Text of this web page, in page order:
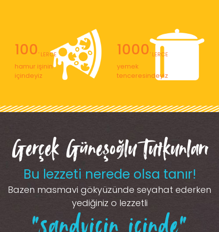
100' LERCE
hamur işinin
içindeyiz
1000' LERCE
yemek
tenceresindeyiz
Gerçek Güneşoğlu Tutkunları
Bu lezzeti nerede olsa tanır!
Bazen masmavi gökyüzünde seyahat ederken
yediğiniz o lezzetli